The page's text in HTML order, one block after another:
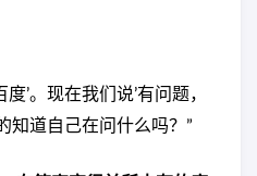
’。现在我们说’有问题，
知道自己在问什么吗？”